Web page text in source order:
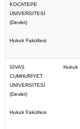
KOCATEPE
ÜNİVERSİTESİ
(Devlet)
Hukuk Fakültesi
SİVAS
CUMHURİYET
ÜNİVERSİTESİ
(Devlet)
Hukuk Fakültesi
Hukuk